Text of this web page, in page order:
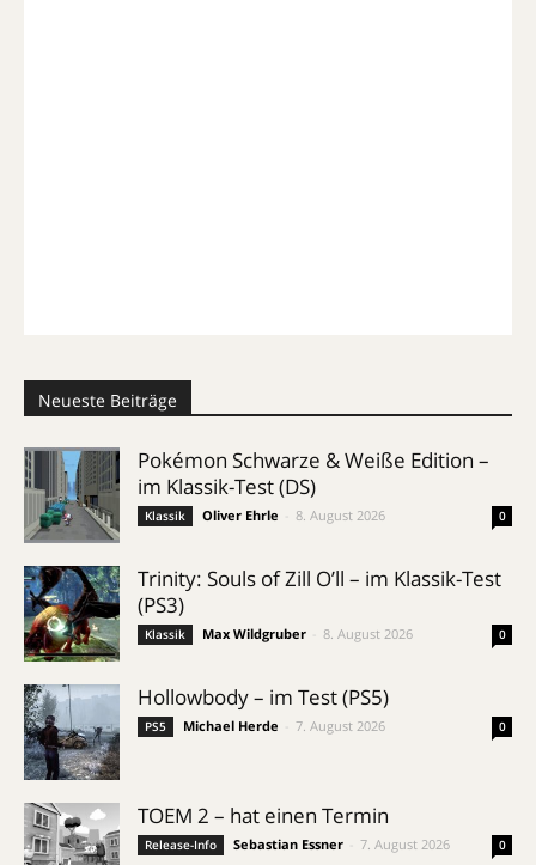
Neueste Beiträge
Pokémon Schwarze & Weiße Edition –
im Klassik-Test (DS)
Klassik Oliver Ehrle 8. August 2026 0
Trinity: Souls of Zill O’ll – im Klassik-Test
(PS3)
Klassik Max Wildgruber 8. August 2026 0
Hollowbody – im Test (PS5)
PS5 Michael Herde 7. August 2026 0
TOEM 2 – hat einen Termin
Release-Info Sebastian Essner 7. August 2026 0